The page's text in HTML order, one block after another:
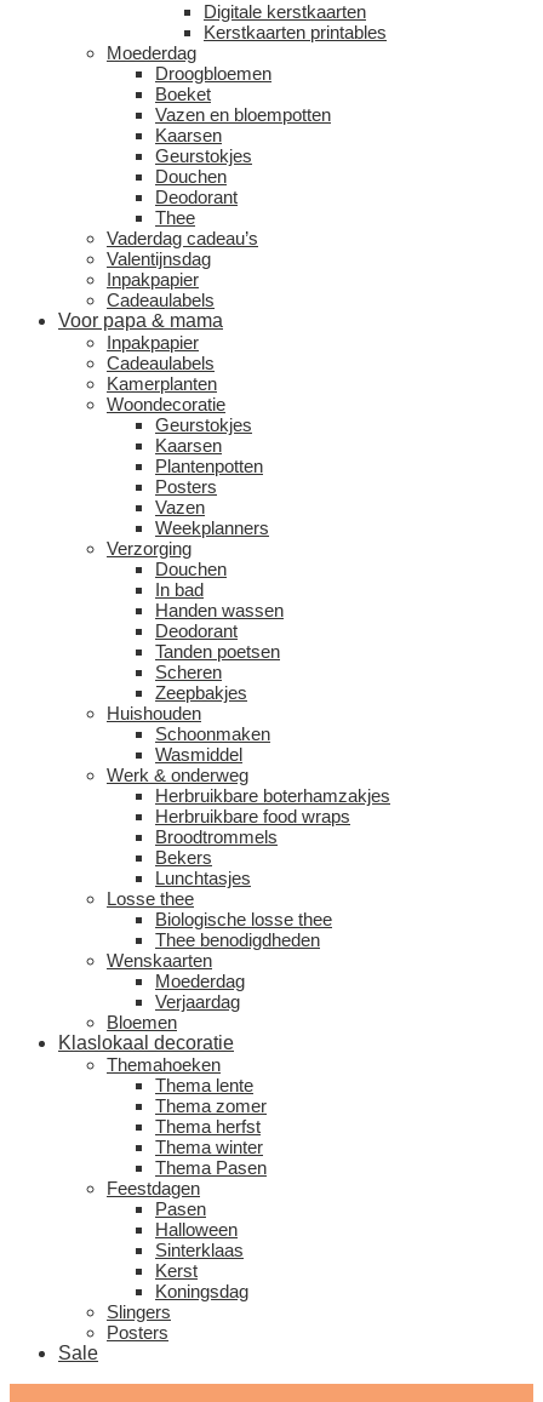
Digitale kerstkaarten
Kerstkaarten printables
Moederdag
Droogbloemen
Boeket
Vazen en bloempotten
Kaarsen
Geurstokjes
Douchen
Deodorant
Thee
Vaderdag cadeau’s
Valentijnsdag
Inpakpapier
Cadeaulabels
Voor papa & mama
Inpakpapier
Cadeaulabels
Kamerplanten
Woondecoratie
Geurstokjes
Kaarsen
Plantenpotten
Posters
Vazen
Weekplanners
Verzorging
Douchen
In bad
Handen wassen
Deodorant
Tanden poetsen
Scheren
Zeepbakjes
Huishouden
Schoonmaken
Wasmiddel
Werk & onderweg
Herbruikbare boterhamzakjes
Herbruikbare food wraps
Broodtrommels
Bekers
Lunchtasjes
Losse thee
Biologische losse thee
Thee benodigdheden
Wenskaarten
Moederdag
Verjaardag
Bloemen
Klaslokaal decoratie
Themahoeken
Thema lente
Thema zomer
Thema herfst
Thema winter
Thema Pasen
Feestdagen
Pasen
Halloween
Sinterklaas
Kerst
Koningsdag
Slingers
Posters
Sale